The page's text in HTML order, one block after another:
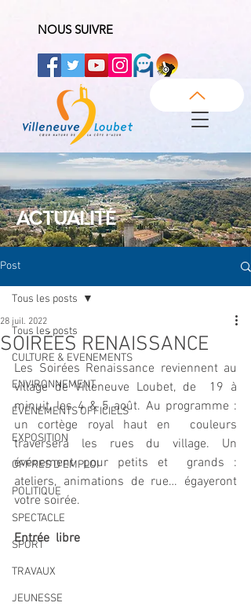
NOUS SUIVRE
ACTUALITÉ
Post
Tous les posts
CULTURE & EVENEMENTS
ENVIRONNEMENT
ÉVÉNEMENTS OFFICIELS
EXPOSITION
OFFRES D'EMPLOI
POLITIQUE
SPECTACLE
SPORT
TRAVAUX
JEUNESSE
Tous les posts
SOIRÉES RENAISSANCE
28 juil. 2022
Les Soirées Renaissance reviennent au
village de Villeneuve Loubet, de  19 à
minuit, les 4 & 5 août. Au programme :
un cortège royal haut en  couleurs
traversera les rues du village. Un
événement pour petits et  grands :
ateliers, animations de rue… égayeront
votre soirée.
Entrée  libre